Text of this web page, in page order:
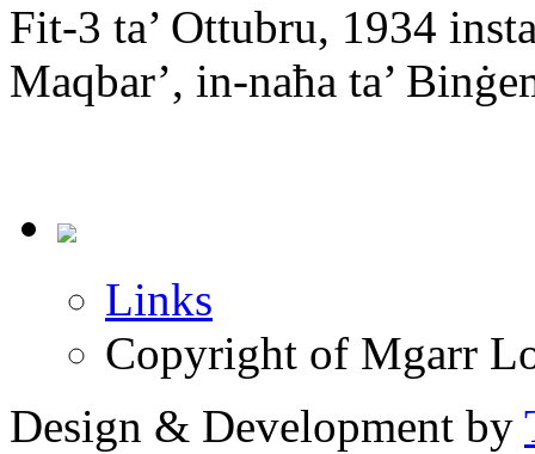
Fit-3 ta’ Ottubru, 1934
Maqbar’, in-naħa ta’
Links
Copyright of Mgarr
Design & Development by